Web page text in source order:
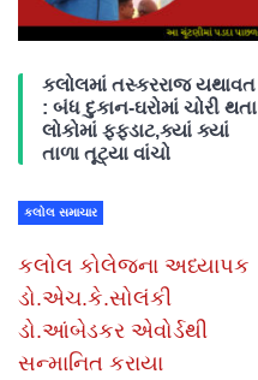
કલોલમાં તસ્કરરાજ યથાવત
: બંધ દુકાન-ઘરોમાં ચોરી થતા
લોકોમાં ફફડાટ,ક્યાં ક્યાં
તાળા તૂટ્યા વાંચો
કલોલ સમાચાર
કલોલ કોલેજના અધ્યાપક
ડો.એચ.કે.સોલંકી
ડો.આંબેડકર એવોર્ડથી
સન્માનિત કરાયા